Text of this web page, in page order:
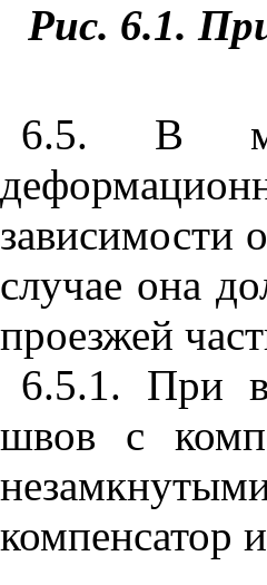
Рис. 6.1.
6.5. В
зависимости
случае она
проезжей
6.5.1. При
швов с
компенсатор